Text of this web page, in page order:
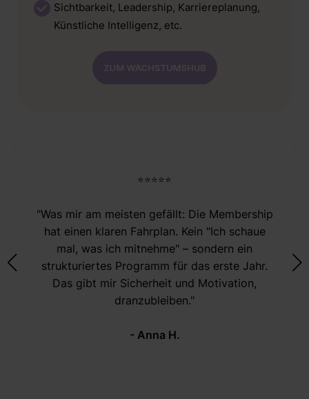
Sichtbarkeit, Leadership, Karriereplanung,
Künstliche Intelligenz, etc.
⭐⭐⭐⭐⭐
"Was mir am meisten gefällt: Die Membership
hat einen klaren Fahrplan. Kein "Ich schaue
mal, was ich mitnehme" – sondern ein
strukturiertes Programm für das erste Jahr.
Das gibt mir Sicherheit und Motivation,
dranzubleiben."
- Anna H.